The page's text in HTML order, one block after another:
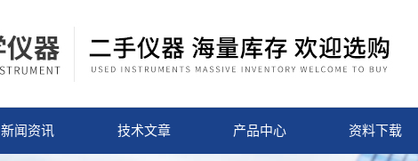
新闻资讯 技术文章 产品中心 资料下载